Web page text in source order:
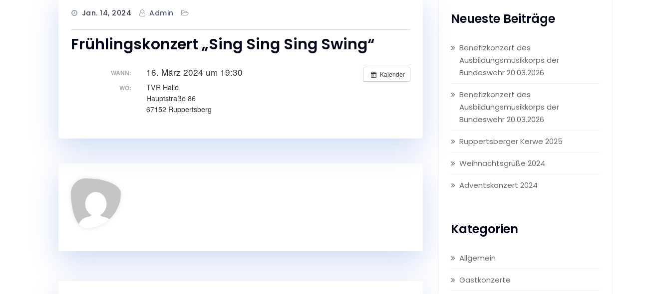
Jan. 14, 2024 Admin
Frühlingskonzert „Sing Sing Sing Swing“
Kalender
WANN: 16. März 2024 um 19:30
WO:
TVR Halle
Hauptstraße 86
67152 Ruppertsberg
Neueste Beiträge
Benefizkonzert des
Ausbildungsmusikkorps der
Bundeswehr 20.03.2026
Benefizkonzert des
Ausbildungsmusikkorps der
Bundeswehr 20.03.2026
Ruppertsberger Kerwe 2025
Weihnachtsgrüße 2024
Adventskonzert 2024
Kategorien
Allgemein
Gastkonzerte